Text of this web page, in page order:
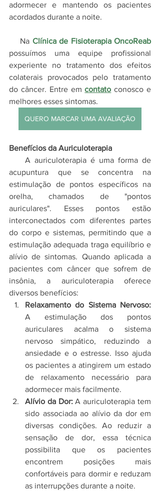
adormecer e mantendo os pacientes
acordados durante a noite.
    Na
Clínica de Fisioterapia OncoReab
possuímos uma equipe profissional
experiente no tratamento dos efeitos
colaterais provocados pelo tratamento
do câncer. Entre em contato conosco e
melhores esses sintomas.
QUERO MARCAR UMA AVALIAÇÃO
Benefícios da Auriculoterapia
acupuntura que se concentra na
estimulação de pontos específicos na
orelha, chamados de "pontos
auriculares". Esses pontos estão
interconectados com diferentes partes
do corpo e sistemas, permitindo que a
estimulação adequada traga equilíbrio e
alívio de sintomas. Quando aplicada a
pacientes com câncer que sofrem de
insônia, a auriculoterapia oferece
diversos benefícios:
Relaxamento do Sistema Nervoso:
A estimulação dos pontos
auriculares acalma o sistema
nervoso simpático, reduzindo a
ansiedade e o estresse. Isso ajuda
os pacientes a atingirem um estado
de relaxamento necessário para
adormecer mais facilmente.
Alívio da Dor: A auriculoterapia tem
sido associada ao alívio da dor em
diversas condições. Ao reduzir a
sensação de dor, essa técnica
possibilita que os pacientes
encontrem posições mais
confortáveis para dormir e reduzam
as interrupções durante a noite.